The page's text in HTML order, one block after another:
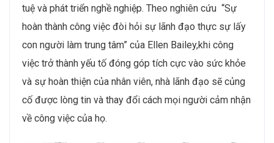
tuệ và phát triển nghề nghiệp. Theo nghiên cứu “Sự
hoàn thành công việc đòi hỏi sự lãnh đạo thực sự lấy
con người làm trung tâm” của Ellen Bailey,khi công
việc trở thành yếu tố đóng góp tích cực vào sức khỏe
và sự hoàn thiện của nhân viên, nhà lãnh đạo sẽ củng
cố được lòng tin và thay đổi cách mọi người cảm nhận
về công việc của họ.